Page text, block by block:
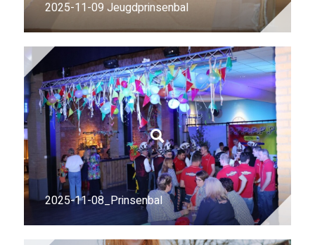
2025-11-09 Jeugdprinsenbal
2025-11-08_Prinsenbal